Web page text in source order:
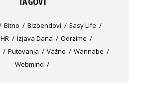
Bitno Bizbendovi
Easy Life
HR Izjava Dana
Odrzime
Putovanja Važno
Wannabe
Webmind